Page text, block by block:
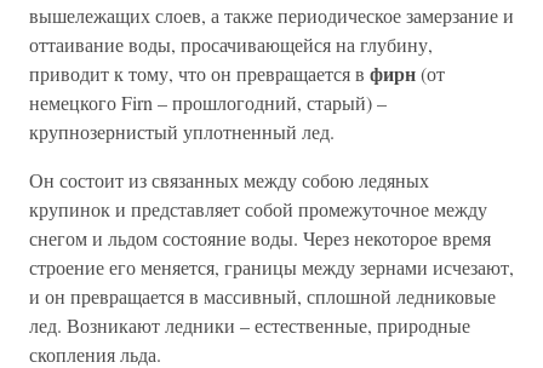
вышележащих слоев, а также периодическое замерзание и
оттаивание воды, просачивающейся на глубину,
приводит к тому, что он превращается в фирн(от
немецкого Firn – прошлогодний, старый) –
крупнозернистый уплотненный лед.
Он состоит из связанных между собою ледяных
крупинок и представляет собой промежуточное между
снегом и льдом состояние воды. Через некоторое время
строение его меняется, границы между зернами исчезают,
и он превращается в массивный, сплошной ледниковые
лед. Возникают ледники – естественные, природные
скопления льда.